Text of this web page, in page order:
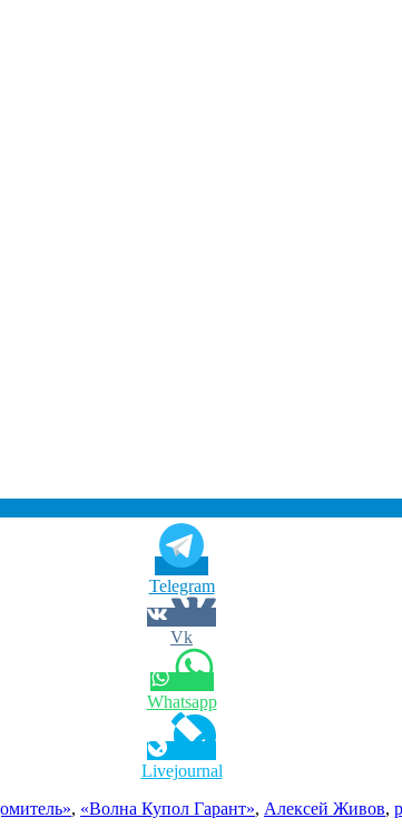
Telegram
Vk
Whatsapp
Livejournal
, «Волна Купол Гарант», Алексей Живов,